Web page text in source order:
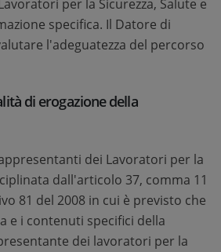
per la Sicurezza, Salute e
specifica. Il Datore di
l'adeguatezza del percorso
di erogazione della
dei Lavoratori per la
dall'articolo 37, comma 11
81 del 2008 in cui è previsto che
e i contenuti specifici della
dei lavoratori per la